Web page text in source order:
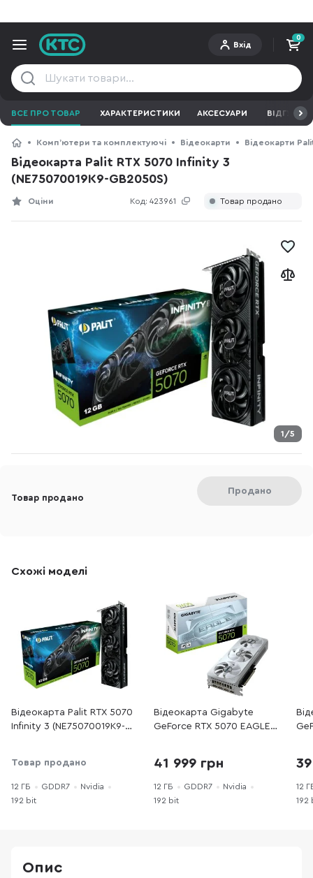
Вхід
0
ВСЕ ПРО ТОВАР ХАРАКТЕРИСТИКИ АКСЕСУАРИ ВІДГУКИ
Компʼютери та комплектуючі Відеокарти Відеокарти
Відеокарта Palit RTX 5070 Infinity 3
(NE75070019K9-GB2050S)
Код: 423961
Оціни Товар продано
1/5
Товар продано
Продано
Схожі моделі
Відеокарта Palit RTX 5070
Infinity 3 (NE75070019K9-
Товар продано
12 ГБ GDDR7
Nvidia
192 bit
Відеокарта Gigabyte
GeForce RTX 5070 EAGLE
41 999 грн
12 ГБ GDDR7
Nvidia
192 bit
12
192
Опис